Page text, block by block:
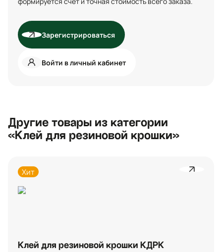
Зарегистрироваться
Войти в личный кабинет
Другие товары из категории
«Клей для резиновой крошки»
Хит
Клей для резиновой крошки КДРК